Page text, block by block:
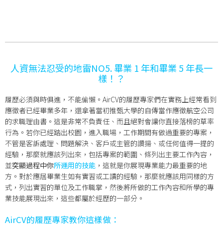
人資無法忍受的地雷NO5. 畢業 1 年和畢業 5 年長一
樣！？
履歷必須與時俱進，不能偷懶。AirCV的履歷專家們在實務上經常看到
應徵者已經畢業多年，還拿著當初推甄大學的自傳當作應徵航空公司
的求職理由書。這是非常不負責任、而且絕對會讓你直接落榜的草率
行為。若你已經踏出校園，進入職場，工作期間有做過重要的專案，
不管是客訴處理、問題解決、客戶或主管的讚揚、或任何值得一提的
經驗，那麼就應該列出來，包括專案的範圍、條列出主要工作內容，
並突顯過程中你所運用的技能 ，這就是你展現專業能力最重要的地
方。對於應屆畢業生如有實習或工讀的經驗，那麼就應該用同樣的方
式，列出實習的單位及工作職掌，然後將所做的工作內容和所學的專
業技能展現出來，這些都屬於經歷的一部分。
AirCV的履歷專家教你這樣做：